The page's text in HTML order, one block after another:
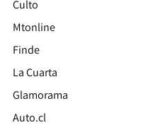
Culto
Mtonline
Finde
La Cuarta
Glamorama
Auto.cl